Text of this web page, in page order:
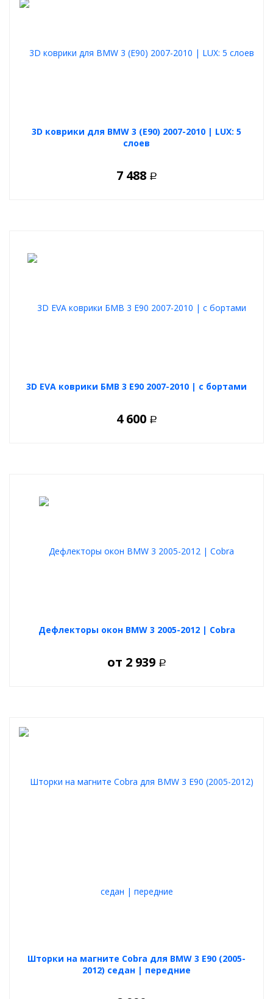
3D коврики для BMW 3 (E90) 2007-2010 | LUX: 5
слоев
7 488 Р
3D EVA коврики БМВ 3 Е90 2007-2010 | с бортами
4 600 Р
Дефлекторы окон BMW 3 2005-2012 | Cobra
от 2 939 Р
Шторки на магните Cobra для BMW 3 E90 (2005-
2012) седан | передние